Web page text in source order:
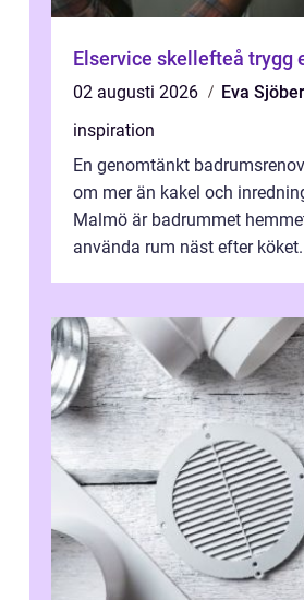
Elservice
02 augusti 2026
Eva
inspiration
En genomtänkt
om mer än kakel och
Malmö är badrummet
använda rum näst efter